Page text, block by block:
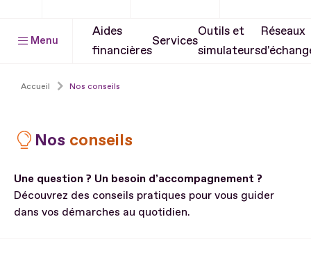
Menu
Aides
financières
Services
Outils et
simulateurs
Réseaux
Accueil Nos conseils
Nos conseils
Une question ? Un besoin d’accompagnement ?
Découvrez des conseils pratiques pour vous guider
dans vos démarches au quotidien.